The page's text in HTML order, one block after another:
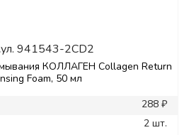
941543-2CD2
КОЛЛАГЕН Collagen Return
Foam, 50 мл
288 ₽
2 шт.